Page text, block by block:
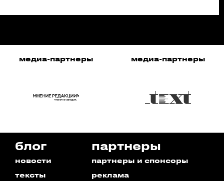
медиа-партнеры медиа-партнеры
блог
новости
тексты
партнеры
партнеры и спонсоры
реклама